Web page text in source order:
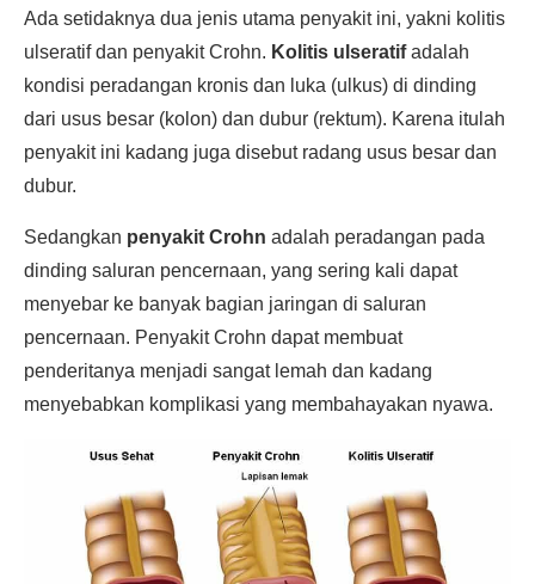
Ada setidaknya dua jenis utama penyakit ini, yakni kolitis
ulseratif dan penyakit Crohn. Kolitis ulseratifadalah
kondisi peradangan kronis dan luka (ulkus) di dinding
dari usus besar (kolon) dan dubur (rektum). Karena itulah
penyakit ini kadang juga disebut radang usus besar dan
dubur.
Sedangkan penyakit Crohn adalah peradangan pada
dinding saluran pencernaan, yang sering kali dapat
menyebar ke banyak bagian jaringan di saluran
pencernaan. Penyakit Crohn dapat membuat
penderitanya menjadi sangat lemah dan kadang
menyebabkan komplikasi yang membahayakan nyawa.